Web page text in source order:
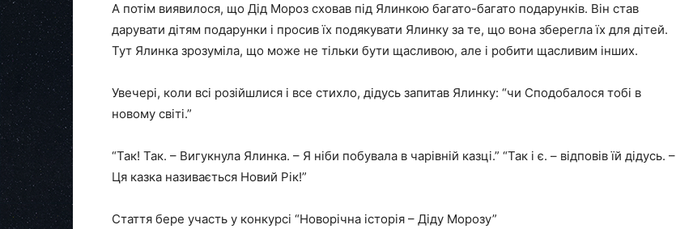
А потім виявилося, що Дід Мороз сховав під Ялинкою багато-багато подарунків. Він став
дарувати дітям подарунки і просив їх подякувати Ялинку за те, що вона зберегла їх для дітей.
Тут Ялинка зрозуміла, що може не тільки бути щасливою, але і робити щасливим інших.
Увечері, коли всі розійшлися і все стихло, дідусь запитав Ялинку: “чи Сподобалося тобі в
новому світі.”
“Так! Так. – Вигукнула Ялинка. – Я ніби побувала в чарівній казці.” “Так і є. – відповів їй дідусь. –
Ця казка називається Новий Рік!”
Стаття бере участь у конкурсі “Новорічна історія – Діду Морозу”